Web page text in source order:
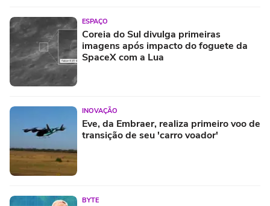
ESPAÇO
Coreia do Sul divulga primeiras
imagens após impacto do foguete da
SpaceX com a Lua
INOVAÇÃO
Eve, da Embraer, realiza primeiro voo de
transição de seu 'carro voador'
BYTE